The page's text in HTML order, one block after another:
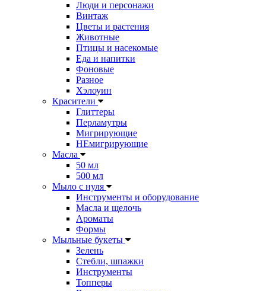
Люди и персонажи
Винтаж
Цветы и растения
Животные
Птицы и насекомые
Еда и напитки
Фоновые
Разное
Хэлоуин
Красители
Глиттеры
Перламутры
Мигрирующие
НЕмигрирующие
Масла
50 мл
500 мл
Мыло с нуля
Инструменты и оборудование
Масла и щелочь
Ароматы
Формы
Мыльные букеты
Зелень
Стебли, шпажки
Инструменты
Топперы